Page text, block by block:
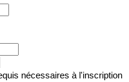
nécessaires à l'inscription